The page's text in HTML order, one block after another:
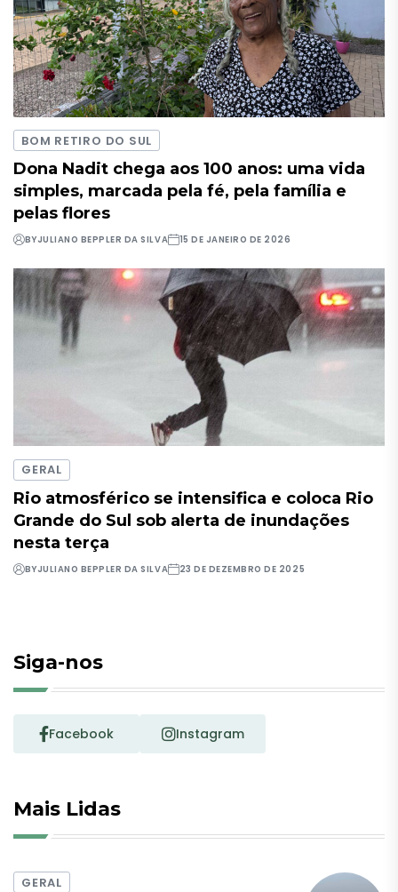
BOM RETIRO DO SUL
Dona Nadit chega aos 100 anos: uma vida
simples, marcada pela fé, pela família e
pelas flores
BYJULIANO BEPPLER DA SILVA 15 DE JANEIRO DE 2026
GERAL
Rio atmosférico se intensifica e coloca Rio
Grande do Sul sob alerta de inundações
nesta terça
BYJULIANO BEPPLER DA SILVA 23 DE DEZEMBRO DE 2025
Siga-nos
Facebook Instagram
Mais Lidas
GERAL